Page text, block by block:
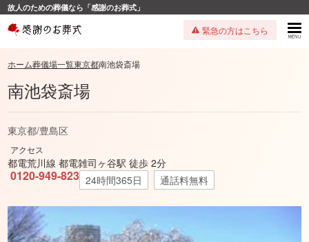
故人のための葬儀なら「感謝のお葬式」
緊急の方はこちら
ホーム葬儀場一覧東京都南池袋斎場
南池袋斎場
東京都/豊島区
アクセス
都電荒川線 都電雑司ヶ谷駅 徒歩 2分
0120-949-823 24時間365日 通話料無料